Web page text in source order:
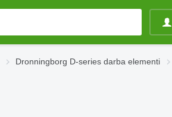
Dronningborg D-series darba elementi